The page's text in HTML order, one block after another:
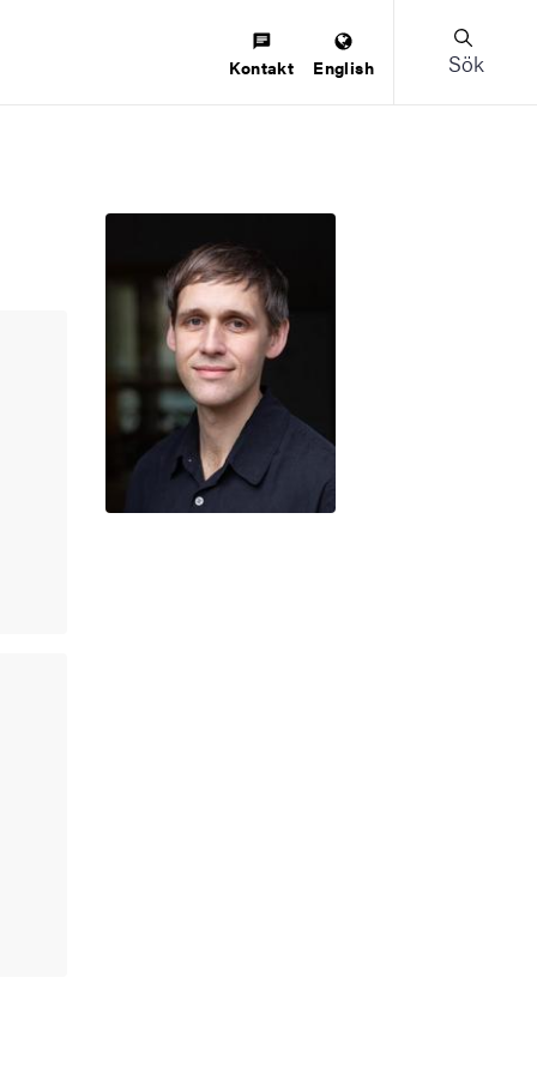
Kontakt English Sök